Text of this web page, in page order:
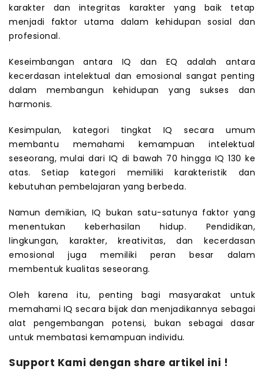
karakter dan integritas karakter yang baik tetap
menjadi faktor utama dalam kehidupan sosial dan
profesional.
Keseimbangan antara IQ dan EQ adalah antara
kecerdasan intelektual dan emosional sangat penting
dalam membangun kehidupan yang sukses dan
harmonis.
Kesimpulan, kategori tingkat IQ secara umum
membantu memahami kemampuan intelektual
seseorang, mulai dari IQ di bawah 70 hingga IQ 130 ke
atas. Setiap kategori memiliki karakteristik dan
kebutuhan pembelajaran yang berbeda.
Namun demikian, IQ bukan satu-satunya faktor yang
menentukan keberhasilan hidup. Pendidikan,
lingkungan, karakter, kreativitas, dan kecerdasan
emosional juga memiliki peran besar dalam
membentuk kualitas seseorang.
Oleh karena itu, penting bagi masyarakat untuk
memahami IQ secara bijak dan menjadikannya sebagai
alat pengembangan potensi, bukan sebagai dasar
untuk membatasi kemampuan individu.
Support Kami dengan share artikel ini !